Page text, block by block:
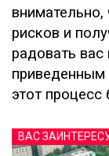
рисков и
радовать
приведенным
этот
ВАС